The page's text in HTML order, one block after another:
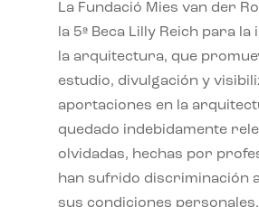
La Fundació Mies van der
la 5ª Beca Lilly Reich para la
la arquitectura, que
estudio, divulgación y
aportaciones en la
quedado indebidamente
olvidadas, hechas por
han sufrido discriminación
sus condiciones personales.